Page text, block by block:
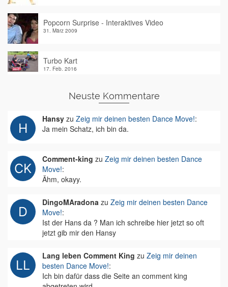
Popcorn Surprise - Interaktives Video
31. März 2009
Turbo Kart
17. Feb. 2016
Neuste Kommentare
Hansy zu Zeig mir deinen besten Dance Move!:
Ja mein Schatz, ich bin da.
Comment-king zu Zeig mir deinen besten Dance
Move!:
Ähm, okayy.
DingoMAradona zu Zeig mir deinen besten Dance
Move!:
Ist der Hans da ? Man ich schreibe hier jetzt so oft
jetzt gib mir den Hansy
Lang leben Comment King zu Zeig mir deinen
besten Dance Move!:
Ich bin dafür dass die Seite an comment king